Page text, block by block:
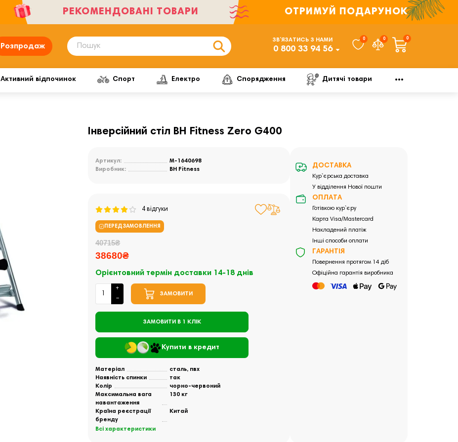
РЕКОМЕНДОВАНІ ТОВАРИ ОТРИМУЙ ПОДАРУНОК
Розпродаж
ЗВ’ЯЗАТИСЬ З НАМИ
0 800 33 94 56
0 0 0
Активний відпочинок Спорт Електро Спорядження Дитячі товари
Інверсійний стіл BH Fitness Zero G400
Артикул:
M-1640698
Виробник:
BH Fitness
4 відгуки
ПЕРЕДЗАМОВЛЕННЯ
40715₴
38680₴
Орієнтовний термін доставки 14-18 днів
ЗАМОВИТИ
ЗАМОВИТИ В 1 КЛІК
Купити в кредит
Матеріал
сталь, пвх
Наявність спинки
так
Колір
чорно-червоний
Максимальна вага
навантаження
130 кг
Країна реєстрації
бренду
Китай
Всі характеристики
ДОСТАВКА
Кур`єрська доставка
У відділення Нової пошти
ОПЛАТА
Готівкою кур`єру
Карта Visa/Mastercard
Накладений платіж
Інші способи оплати
ГАРАНТІЯ
Повернення протягом 14 діб
Офіційна гарантія виробника